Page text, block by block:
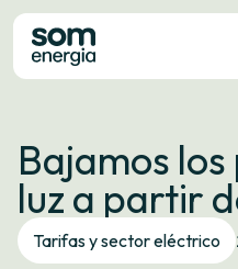
Tarifas
Servizos
Empresas
La cooperativa
Bajamos
luz a partir
Tarifas y sector eléctrico